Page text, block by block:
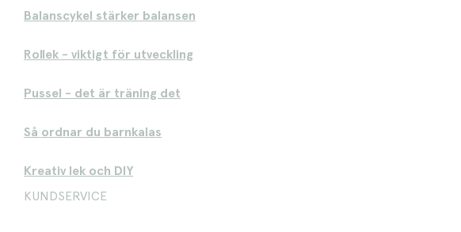
Balanscykel stärker balansen
Rollek - viktigt för utveckling
Pussel - det är träning det
Så ordnar du barnkalas
Kreativ lek och DIY
KUNDSERVICE